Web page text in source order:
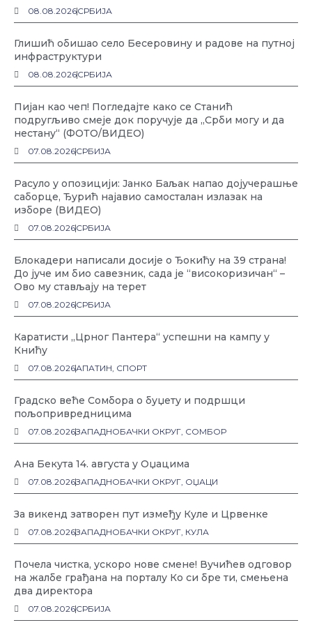
08.08.2026СРБИЈА
Глишић обишао село Бесеровину и радове на путној
инфраструктури
08.08.2026СРБИЈА
Пијан као чеп! Погледајте како се Станић
подругљиво смеје док поручује да „Срби могу и да
нестану“ (ФОТО/ВИДЕО)
07.08.2026СРБИЈА
Расуло у опозицији: Јанко Баљак напао дојучерашње
саборце, Ђурић најавио самосталан излазак на
изборе (ВИДЕО)
07.08.2026СРБИЈА
Блокадери написали досије о Ђокићу на 39 страна!
До јуче им био савезник, сада је “високоризичан“ –
Ово му стављају на терет
07.08.2026СРБИЈА
Каратисти „Црног Пантера“ успешни на кампу у
Книћу
07.08.2026АПАТИН, СПОРТ
Градско веће Сомбора о буџету и подршци
пољопривредницима
07.08.2026ЗАПАДНОБАЧКИ ОКРУГ, СОМБОР
Ана Бекута 14. августа у Оџацима
07.08.2026ЗАПАДНОБАЧКИ ОКРУГ, ОЏАЦИ
За викенд затворен пут између Куле и Црвенке
07.08.2026ЗАПАДНОБАЧКИ ОКРУГ, КУЛА
Почела чистка, ускоро нове смене! Вучићев одговор
на жалбе грађана на порталу Ко си бре ти, смењена
два директора
07.08.2026СРБИЈА